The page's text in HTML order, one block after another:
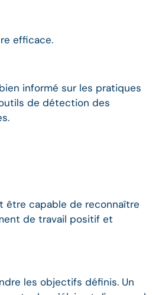
efficace.
informé sur les pratiques
de détection des
être capable de reconnaître
de travail positif et
les objectifs définis. Un